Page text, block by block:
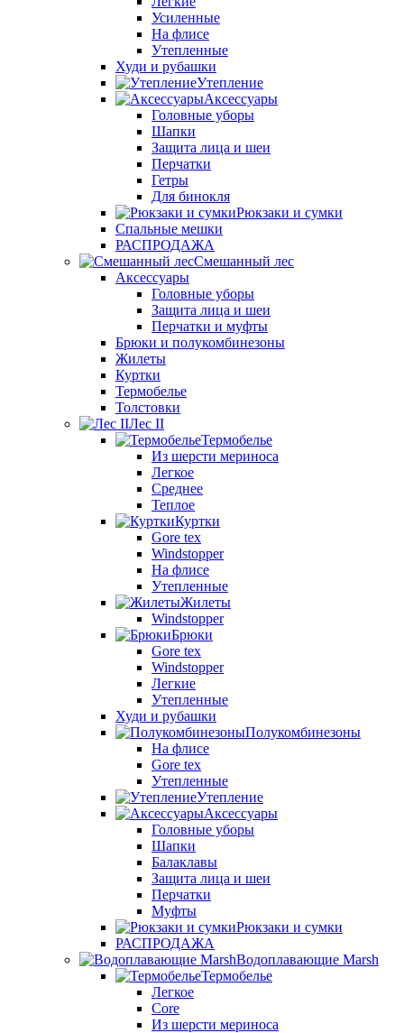
Усиленные
На флисе
Утепленные
Худи и рубашки
Утепление
Аксессуары
Головные уборы
Шапки
Защита лица и шеи
Перчатки
Гетры
Для бинокля
Рюкзаки и сумки
Спальные мешки
РАСПРОДАЖА
Смешанный лес
Аксессуары
Головные уборы
Защита лица и шеи
Перчатки и муфты
Брюки и полукомбинезоны
Жилеты
Куртки
Термобелье
Толстовки
Лес II
Термобелье
Из шерсти мериноса
Легкое
Среднее
Теплое
Куртки
Gore tex
Windstopper
На флисе
Утепленные
Жилеты
Windstopper
Брюки
Gore tex
Windstopper
Легкие
Утепленные
Худи и рубашки
Полукомбинезоны
На флисе
Gore tex
Утепленные
Утепление
Аксессуары
Головные уборы
Шапки
Балаклавы
Защита лица и шеи
Перчатки
Муфты
Рюкзаки и сумки
РАСПРОДАЖА
Водоплавающие Marsh
Термобелье
Легкое
Core
Из шерсти мериноса